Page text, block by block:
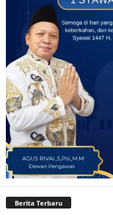
Berita Terbaru